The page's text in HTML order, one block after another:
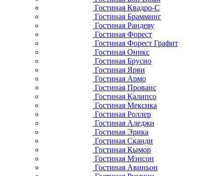
Гостиная Квадро-С
Гостиная Брамминг
Гостиная Рандеву
Гостиная Форест
Гостиная Форест Графит
Гостиная Оникс
Гостиная Брусно
Гостиная Ярви
Гостиная Армо
Гостиная Прованс
Гостиная Калипсо
Гостиная Мексика
Гостиная Роллер
Гостиная Аледжи
Гостиная Эрика
Гостиная Сканди
Гостиная Кымор
Гостиная Мэнсон
Гостиная Авиньон